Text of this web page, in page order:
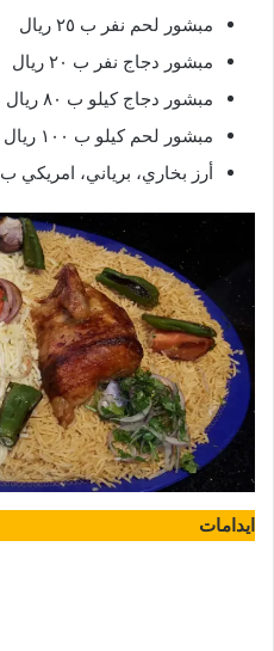
مبشور لحم نفر ب ٢٥ ريال
مبشور دجاج نفر ب ٢٠ ريال
مبشور دجاج كيلو ب ٨٠ ريال
مبشور لحم كيلو ب ١٠٠ ريال
أرز بخاري، برياني، امريكي ب ٥ ريال
ايدامات